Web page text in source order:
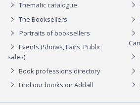
Thematic catalogue
The Booksellers
Portraits of booksellers
Events (Shows, Fairs, Public
sales)
Book professions directory
Find our books on Addall